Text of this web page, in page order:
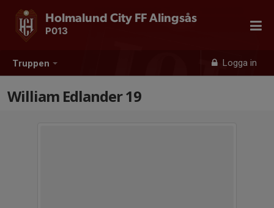
Truppen Logga in
Holmalund City FF Alingsås
P013
William Edlander 19